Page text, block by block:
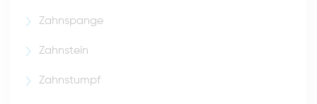
Zahnspange
Zahnstein
Zahnstumpf